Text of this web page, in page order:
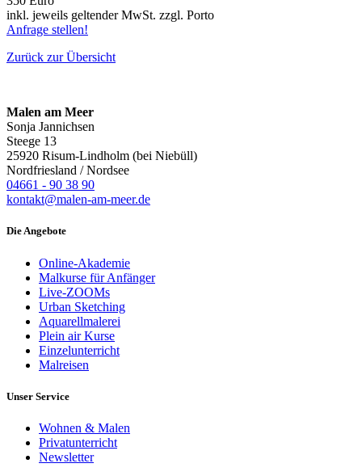
inkl. jeweils geltender MwSt. zzgl. Porto
Anfrage stellen!
Zurück zur Übersicht
Malen am Meer
Sonja Jannichsen
Steege 13
25920 Risum-Lindholm (bei Niebüll)
Nordfriesland / Nordsee
04661 - 90 38 90
kontakt@malen-am-meer.de
Die Angebote
Online-Akademie
Malkurse für Anfänger
Live-ZOOMs
Urban Sketching
Aquarellmalerei
Plein air Kurse
Einzelunterricht
Malreisen
Unser Service
Wohnen & Malen
Privatunterricht
Newsletter